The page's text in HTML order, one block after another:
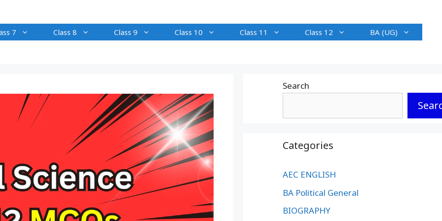
7 Class 8 Class 9 Class 10 Class 11 Class 12 BA (UG)
Search
Categories
AEC ENGLISH
BA Political General
BIOGRAPHY